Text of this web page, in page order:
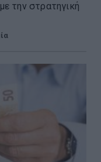
την στρατηγική